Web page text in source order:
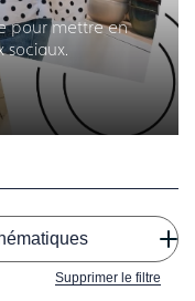
pour mettre en
Supprimer le filtre